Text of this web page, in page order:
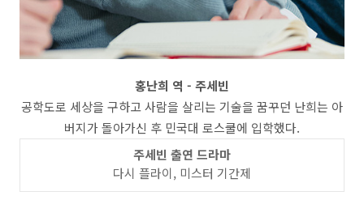
홍난희 역 - 주세빈
공학도로 세상을 구하고 사람을 살리는 기술을 꿈꾸던 난희는 아
버지가 돌아가신 후 민국대 로스쿨에 입학했다.
주세빈 출연 드라마
다시 플라이, 미스터 기간제